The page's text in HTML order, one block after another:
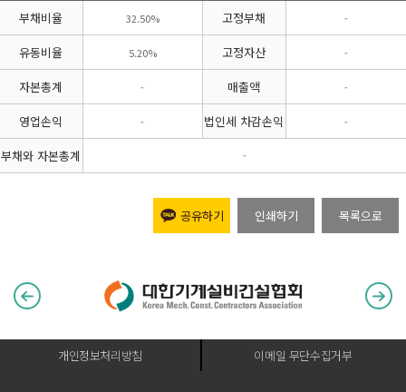
부채비율 32.50% 고정부채 -
유동비율 5.20% 고정자산 -
자본총계 - 매출액 -
영업손익 - 법인세 차감손익 -
부채와 자본총계 -
공유하기 인쇄하기 목록으로
개인정보처리방침 이메일 무단수집거부